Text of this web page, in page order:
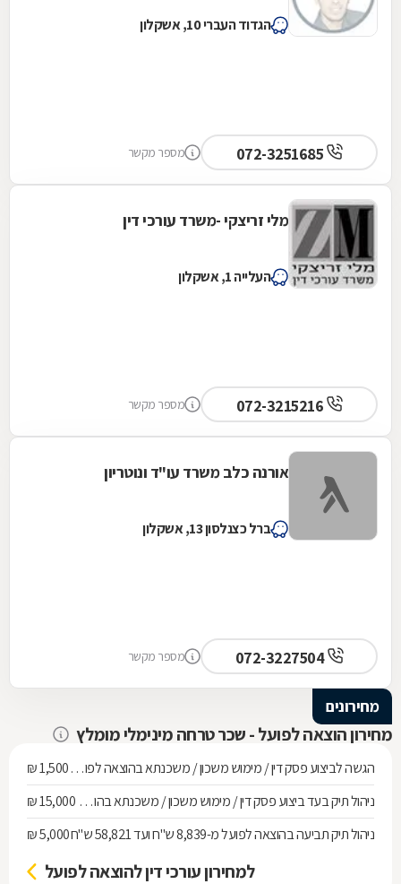
הגדוד העברי 10, אשקלון
מספר מקשר
מלי זריצקי -משרד עורכי דין
העלייה 1, אשקלון
מספר מקשר
אורנה כלב משרד עו"ד ונוטריון
ברל כצנלסון 13, אשקלון
072-3227504 מספר מקשר
מחירונים
מחירון הוצאה לפועל - שכר טרחה מינימלי מומלץ
הגשה לביצוע פסק דין / מימוש משכון / משכנתא בהוצאה לפועל ועד חוב של 268,010 ש"ח1,500 ₪
ניהול תיק בעד ביצוע פסק דין / מימוש משכון / משכנתא בהוצאה לפועל מחוב של 268,010 ש"ח ועד 536,137 ש"ח 15,000 ₪
ניהול תיק תביעה בהוצאה לפועל מ-8,839 ש"ח ועד 58,821 ש"ח
5,000 ₪
למחירון עורכי דין להוצאה לפועל